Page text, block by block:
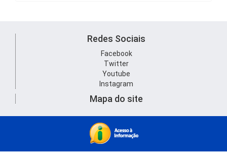
Redes Sociais
Facebook
Twitter
Youtube
Instagram
Mapa do site